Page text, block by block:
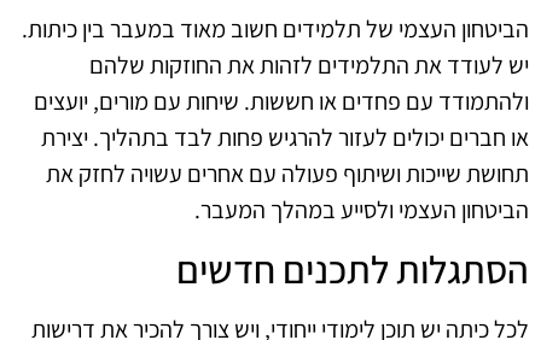
הביטחון העצמי של תלמידים חשוב מאוד במעבר בין כיתות.
יש לעודד את התלמידים לזהות את החוזקות שלהם
ולהתמודד עם פחדים או חששות. שיחות עם מורים, יועצים
או חברים יכולים לעזור להרגיש פחות לבד בתהליך. יצירת
תחושת שייכות ושיתוף פעולה עם אחרים עשויה לחזק את
הביטחון העצמי ולסייע במהלך המעבר.
הסתגלות לתכנים חדשים
לכל כיתה יש תוכן לימודי ייחודי, ויש צורך להכיר את דרישות